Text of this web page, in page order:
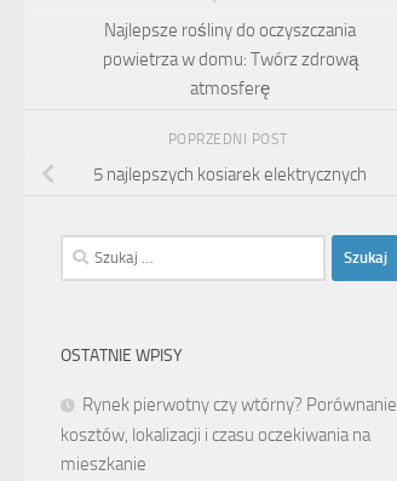
Najlepsze rośliny do oczyszczania
powietrza w domu: Twórz zdrową
atmosferę
POPRZEDNI POST
5 najlepszych kosiarek elektrycznych
Szukaj:
OSTATNIE WPISY
Rynek pierwotny czy wtórny? Porównanie
kosztów, lokalizacji i czasu oczekiwania na
mieszkanie